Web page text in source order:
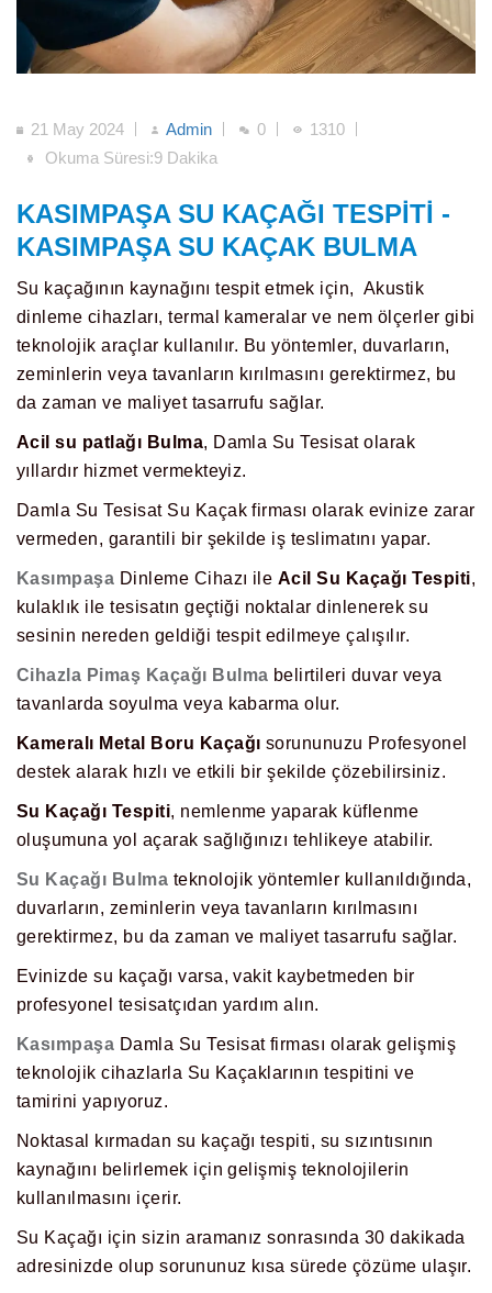
21 May 2024 Admin 0
1310
Okuma Süresi:9 Dakika
KASIMPAŞASU KAÇAĞI TESPITI -
KASIMPAŞASU KAÇAK BULMA
Su kaçağının kaynağını tespit etmek için, Akustik
dinleme cihazları, termal kameralar ve nem ölçerler gibi
teknolojik araçlar kullanılır. Bu yöntemler, duvarların,
zeminlerin veya tavanların kırılmasını gerektirmez, bu
da zaman ve maliyet tasarrufu sağlar.
Acil su patlağı Bulma, Damla Su Tesisat olarak
yıllardır hizmet vermekteyiz.
Damla Su Tesisat Su Kaçak firması olarak evinize zarar
vermeden, garantili bir şekilde iş teslimatını yapar.
Kasımpaşa Dinleme Cihazı ile Acil Su Kaçağı Tespiti,
kulaklık ile tesisatın geçtiği noktalar dinlenerek su
sesinin nereden geldiği tespit edilmeye çalışılır.
Cihazla Pimaş Kaçağı Bulma belirtileri duvar veya
tavanlarda soyulma veya kabarma olur.
Kameralı Metal Boru Kaçağı sorununuzu Profesyonel
destek alarak hızlı ve etkili bir şekilde çözebilirsiniz.
Su Kaçağı Tespiti, nemlenme yaparak küflenme
oluşumuna yol açarak sağlığınızı tehlikeye atabilir.
Su Kaçağı Bulma teknolojik yöntemler kullanıldığında,
duvarların, zeminlerin veya tavanların kırılmasını
gerektirmez, bu da zaman ve maliyet tasarrufu sağlar.
Evinizde su kaçağı varsa, vakit kaybetmeden bir
profesyonel tesisatçıdan yardım alın.
Kasımpaşa Damla Su Tesisat firması olarak gelişmiş
teknolojik cihazlarla Su Kaçaklarının tespitini ve
tamirini yapıyoruz.
Noktasal kırmadan su kaçağı tespiti, su sızıntısının
kaynağını belirlemek için gelişmiş teknolojilerin
kullanılmasını içerir.
Su Kaçağı için sizin aramanız sonrasında 30 dakikada
adresinizde olup sorununuz kısa sürede çözüme ulaşır.